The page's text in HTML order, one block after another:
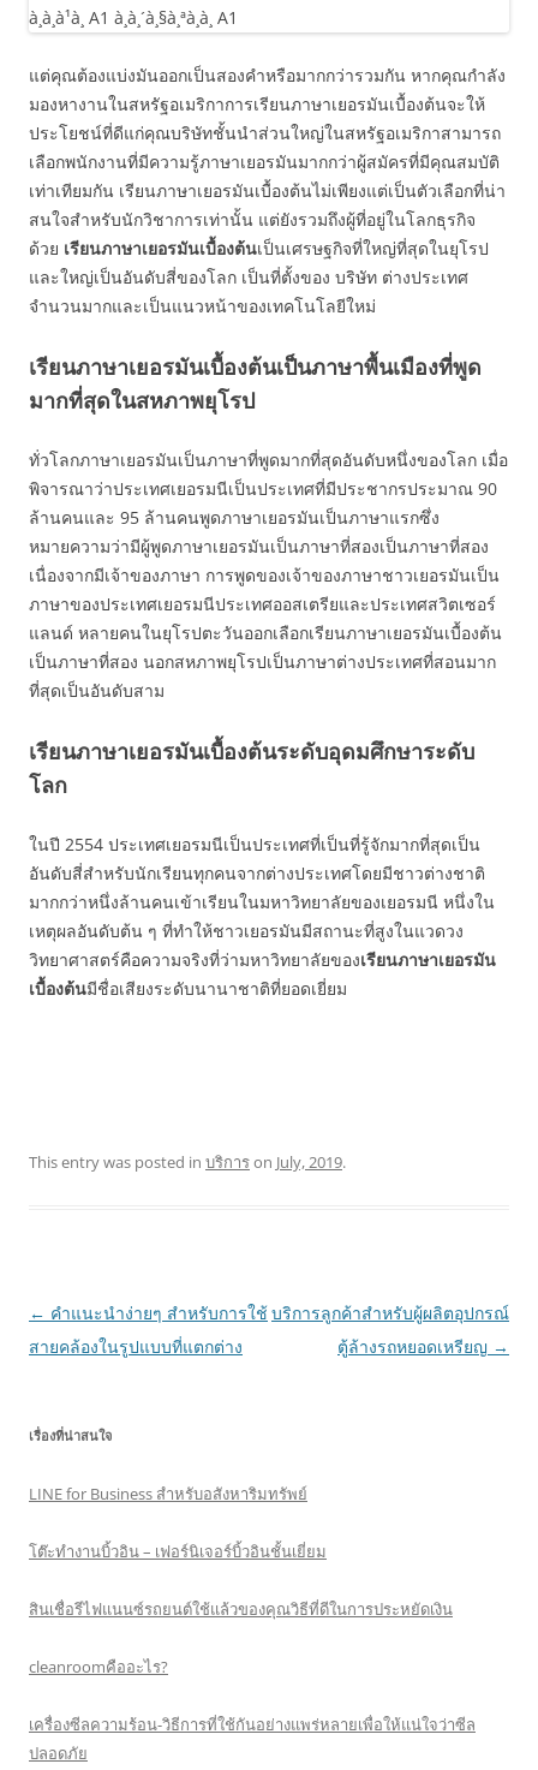
แต่คุณต้องแบ่งมันออกเป็นสองคำหรือมากกว่ารวมกัน หากคุณกำลัง
มองหางานในสหรัฐอเมริกาการเรียนภาษาเยอรมันเบื้องต้นจะให้
ประโยชน์ที่ดีแก่คุณบริษัทชั้นนำส่วนใหญ่ในสหรัฐอเมริกาสามารถ
เลือกพนักงานที่มีความรู้ภาษาเยอรมันมากกว่าผู้สมัครที่มีคุณสมบัติ
เท่าเทียมกัน เรียนภาษาเยอรมันเบื้องต้นไม่เพียงแต่เป็นตัวเลือกที่น่า
สนใจสำหรับนักวิชาการเท่านั้น แต่ยังรวมถึงผู้ที่อยู่ในโลกธุรกิจ
ด้วย เรียนภาษาเยอรมันเบื้องต้นเป็นเศรษฐกิจที่ใหญ่ที่สุดในยุโรป
และใหญ่เป็นอันดับสี่ของโลก เป็นที่ตั้งของ บริษัท ต่างประเทศ
จำนวนมากและเป็นแนวหน้าของเทคโนโลยีใหม่
เรียนภาษาเยอรมันเบื้องต้นเป็นภาษาพื้นเมืองที่พูด
มากที่สุดในสหภาพยุโรป
ทั่วโลกภาษาเยอรมันเป็นภาษาที่พูดมากที่สุดอันดับหนึ่งของโลก เมื่อ
พิจารณาว่าประเทศเยอรมนีเป็นประเทศที่มีประชากรประมาณ 90
ล้านคนและ 95 ล้านคนพูดภาษาเยอรมันเป็นภาษาแรกซึ่ง
หมายความว่ามีผู้พูดภาษาเยอรมันเป็นภาษาที่สองเป็นภาษาที่สอง
เนื่องจากมีเจ้าของภาษา การพูดของเจ้าของภาษาชาวเยอรมันเป็น
ภาษาของประเทศเยอรมนีประเทศออสเตรียและประเทศสวิตเซอร์
แลนด์ หลายคนในยุโรปตะวันออกเลือกเรียนภาษาเยอรมันเบื้องต้น
เป็นภาษาที่สอง นอกสหภาพยุโรปเป็นภาษาต่างประเทศที่สอนมาก
ที่สุดเป็นอันดับสาม
เรียนภาษาเยอรมันเบื้องต้นระดับอุดมศึกษาระดับ
โลก
ในปี 2554 ประเทศเยอรมนีเป็นประเทศที่เป็นที่รู้จักมากที่สุดเป็น
อันดับสี่สำหรับนักเรียนทุกคนจากต่างประเทศโดยมีชาวต่างชาติ
มากกว่าหนึ่งล้านคนเข้าเรียนในมหาวิทยาลัยของเยอรมนี หนึ่งใน
เหตุผลอันดับต้น ๆ ที่ทำให้ชาวเยอรมันมีสถานะที่สูงในแวดวง
วิทยาศาสตร์คือความจริงที่ว่ามหาวิทยาลัยของเรียนภาษาเยอรมัน
เบื้องต้นมีชื่อเสียงระดับนานาชาติที่ยอดเยี่ยม
This entry was posted in บริการon July, 2019.
Post
navigation
← คำแนะนำง่ายๆ สำหรับการใช้
สายคล้องในรูปแบบที่แตกต่าง
บริการลูกค้าสำหรับผู้ผลิตอุปกรณ์
ตู้ล้างรถหยอดเหรียญ →
เรื่องที่น่าสนใจ
LINE for Business สำหรับอสังหาริมทรัพย์
โต๊ะทำงานบิ้วอิน – เฟอร์นิเจอร์บิ้วอินชั้นเยี่ยม
สินเชื่อรีไฟแนนซ์รถยนต์ใช้แล้วของคุณวิธีที่ดีในการประหยัดเงิน
cleanroomคืออะไร?
เครื่องซีลความร้อน-วิธีการที่ใช้กันอย่างแพร่หลายเพื่อให้แน่ใจว่าซีล
ปลอดภัย